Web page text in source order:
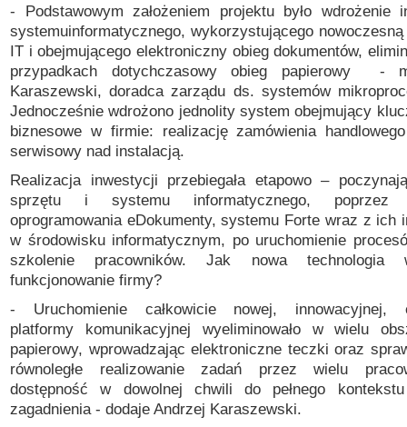
- Podstawowym założeniem projektu było wdrożenie
systemuinformatycznego, wykorzystującego
IT i obejmującego elektroniczny obieg dokumentów,
przypadkach dotychczasowy obieg papierowy
-
Karaszewski, doradca zarządu ds. systemów
Jednocześnie wdrożono jednolity system obejmujący
biznesowe w firmie: realizację zamówienia
serwisowy nad instalacją.
Realizacja inwestycji przebiegała etapowo –
sprzętu i systemu informatycznego, poprzez
oprogramowania eDokumenty, systemu Forte wraz z ich
w środowisku informatycznym, po uruchomienie
szkolenie pracowników. Jak nowa technologia
funkcjonowanie firmy?
- Uruchomienie całkowicie
nowej, innowacyjnej,
platformy komunikacyjnej wyeliminowało w
wielu
papierowy, wprowadzając elektroniczne teczki oraz
równoległe realizowanie zadań przez
wielu
dostępność w dowolnej chwili do pełnego
zagadnienia - dodaje Andrzej Karaszewski.